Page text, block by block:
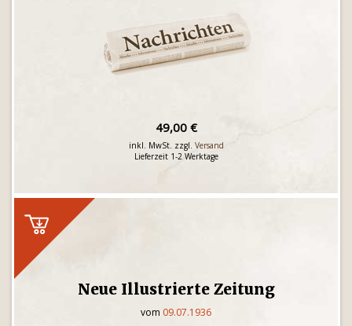
49,00 €
inkl. MwSt. zzgl. Versand
Lieferzeit 1-2 Werktage
Neue Illustrierte Zeitung
vom 09.07.1936